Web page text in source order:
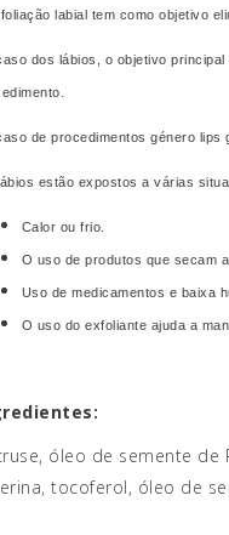
labial tem como objetivo
dos lábios, o objetivo
de procedimentos género lips
estão expostos a várias
Calor ou frio.
O uso de produtos que secam
Uso de medicamentos e baixa
O uso do exfoliante ajuda a
óleo de semente de
tocoferol, óleo de